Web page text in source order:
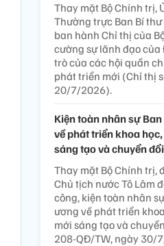
Thay mặt Bộ Chính trị,
Thường trực Ban Bí
ban hành Chỉ thị của
cường sự lãnh đạo
trò của các hội quần
phát triển mới (Chỉ thị
20/7/2026).
Kiện toàn nhân sự
về phát triển khoa
sáng tạo và chuyển
Thay mặt Bộ Chính trị,
Chủ tịch nước Tô Lâm
công, kiện toàn nhân
ương về phát triển
mới sáng tạo và
208-QĐ/TW, ngày 30/